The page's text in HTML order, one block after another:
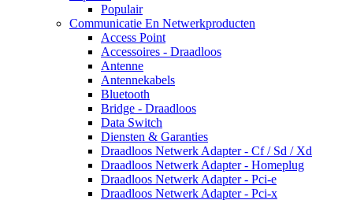
Populair
Communicatie En Netwerkproducten
Access Point
Accessoires - Draadloos
Antenne
Antennekabels
Bluetooth
Bridge - Draadloos
Data Switch
Diensten & Garanties
Draadloos Netwerk Adapter - Cf / Sd / Xd
Draadloos Netwerk Adapter - Homeplug
Draadloos Netwerk Adapter - Pci-e
Draadloos Netwerk Adapter - Pci-x